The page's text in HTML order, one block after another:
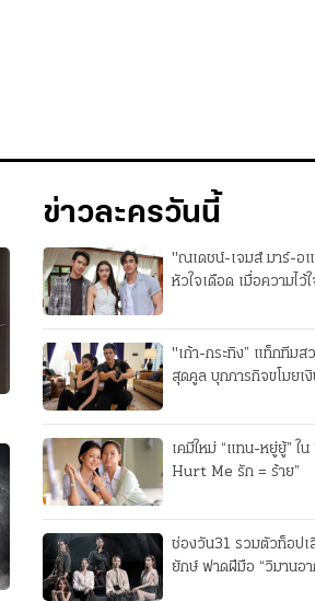
ข่าวละครวันนี้
"ณเดชน์-เจมส์ มาร์-อ
หัวใจเดือด เมื่อความไว้
"เก้า-กระทิง” แท็กทีมส
สุดคูล บุกภารกิจขโมยเงิ
เคมีใหม่ “แทน-หยู่ยู้” ใน “Love Me To
Hurt Me รัก = ร้าย”
ช่องวัน31 รวมตัวท็อป
ยักษ์ ฟาดฝีมือ “วิมานอ